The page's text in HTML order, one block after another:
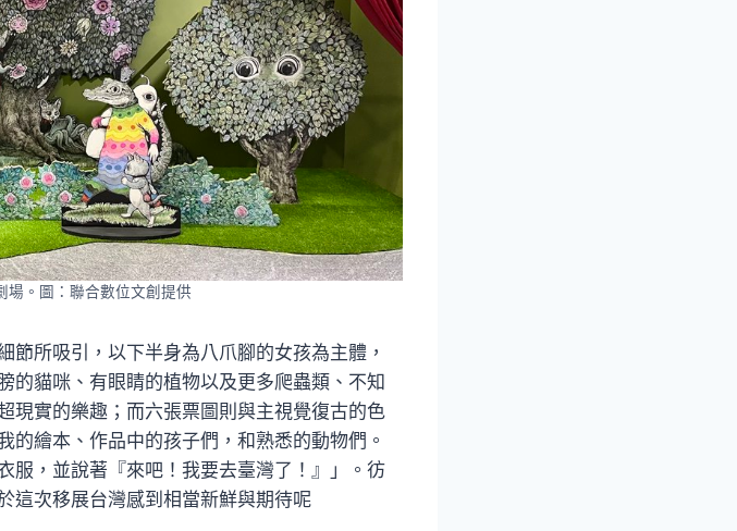
場。圖：聯合數位文創提供
所吸引，以下半身為八爪腳的女孩為主體，
的貓咪、有眼睛的植物以及更多爬蟲類、不知
現實的樂趣；而六張票圖則與主視覺復古的色
繪本、作品中的孩子們，和熟悉的動物們。
服，並說著『來吧！我要去臺灣了！』」。彷
這次移展台灣感到相當新鮮與期待呢